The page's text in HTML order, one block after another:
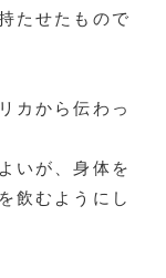
たせたもので
カから伝わっ
いが、身体を
飲むようにし